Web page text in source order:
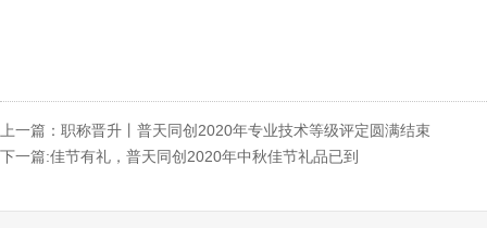
上一篇：职称晋升丨普天同创2020年专业技术等级评定圆满结束
下一篇:佳节有礼，普天同创2020年中秋佳节礼品已到